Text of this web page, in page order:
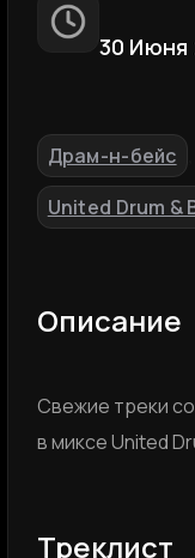
30 Июня
Драм-н-бейс
United Drum &
Описание
Свежие треки
в миксе United
Треклист